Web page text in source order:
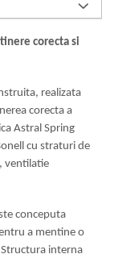
corecta si
realizata
corecta a
Astral Spring
cu straturi de
ventilatie
conceputa
a mentine o
interna